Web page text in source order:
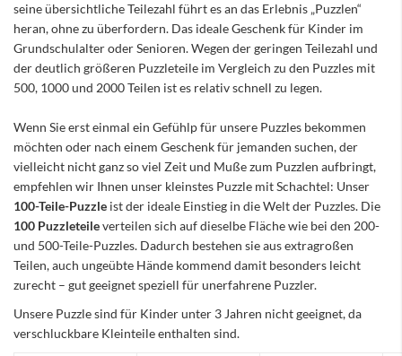
seine übersichtliche Teilezahl führt es an das Erlebnis „Puzzlen“
heran, ohne zu überfordern. Das ideale Geschenk für Kinder im
Grundschulalter oder Senioren. Wegen der geringen Teilezahl und
der deutlich größeren Puzzleteile im Vergleich zu den Puzzles mit
500, 1000 und 2000 Teilen ist es relativ schnell zu legen.
Wenn Sie erst einmal ein Gefühlp für unsere Puzzles bekommen
möchten oder nach einem Geschenk für jemanden suchen, der
vielleicht nicht ganz so viel Zeit und Muße zum Puzzlen aufbringt,
empfehlen wir Ihnen unser kleinstes Puzzle mit Schachtel: Unser
100-Teile-Puzzle ist der ideale Einstieg in die Welt der Puzzles. Die
100 Puzzleteileverteilen sich auf dieselbe Fläche wie bei den 200-
und 500-Teile-Puzzles. Dadurch bestehen sie aus extragroßen
Teilen, auch ungeübte Hände kommend damit besonders leicht
zurecht – gut geeignet speziell für unerfahrene Puzzler.
Unsere Puzzle sind für Kinder unter 3 Jahren nicht geeignet, da
verschluckbare Kleinteile enthalten sind.